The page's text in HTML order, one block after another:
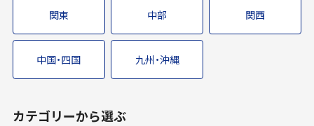
関東 中部 関西
中国・四国 九州・沖縄
カテゴリーから選ぶ